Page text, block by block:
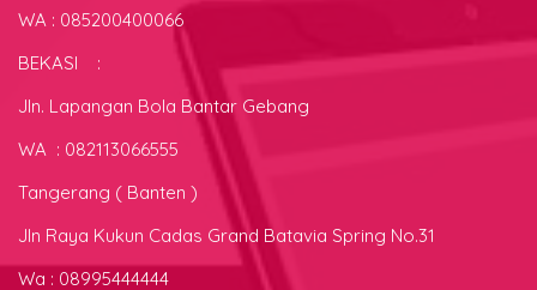
WA : 085200400066
BEKASI :
Jln. Lapangan Bola Bantar Gebang
WA : 082113066555
Tangerang ( Banten )
Jln Raya Kukun Cadas Grand Batavia Spring No.31
Wa : 08995444444